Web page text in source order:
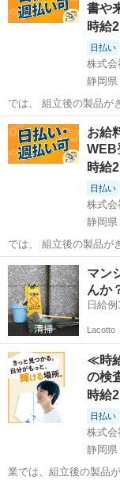
書や
時給
日払い
株式会
静岡県
では、 組立後の製品が
た、 加工後の…
静岡 静岡市 工
お給
WEB
時給
日払い
株式会
静岡県
では、 組立後の製品が
た、 加工後の…
静岡 静岡市
マン
んか
Lacotto
≪時
の検
時給
日払い
株式会
静岡県
業では、組立後の製品